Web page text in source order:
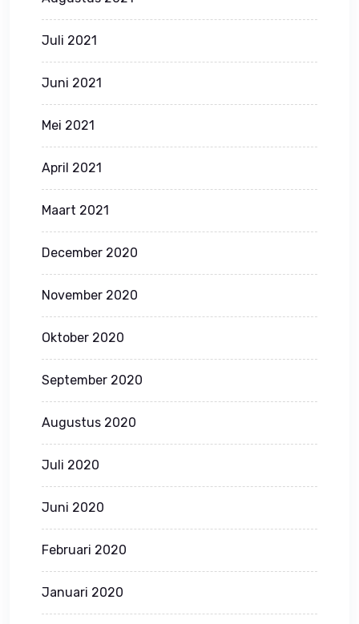
Juli 2021
Juni 2021
Mei 2021
April 2021
Maart 2021
December 2020
November 2020
Oktober 2020
September 2020
Augustus 2020
Juli 2020
Juni 2020
Februari 2020
Januari 2020